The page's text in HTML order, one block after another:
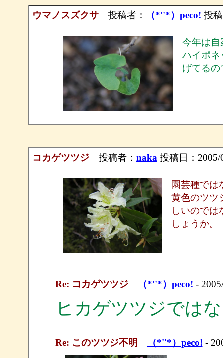
ウマノスズクサ投稿者： （*''*）peco! 投
今年は自
ハイポネ
げてるの
コカゲツツジ投稿者： naka投稿日：2005/
園芸種では
黄色のツツ
しいのでは
しょうか。
Re: コカゲツツジ （*''*）peco! -
ヒカゲツツジでは
Re: このツツジ不明 （*''*）peco! -